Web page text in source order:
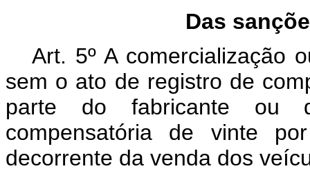
Das
Art. 5º A comercialização
sem o ato de registro de
parte do fabricante ou
compensatória de vinte
decorrente da venda dos